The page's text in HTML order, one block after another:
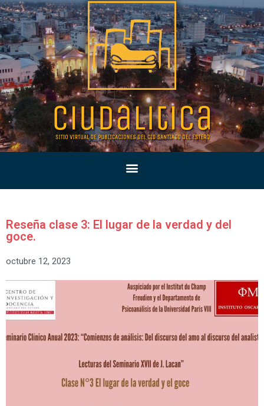
Reseña clase 3: El lugar de la verdad y del
goce.
octubre 12, 2023